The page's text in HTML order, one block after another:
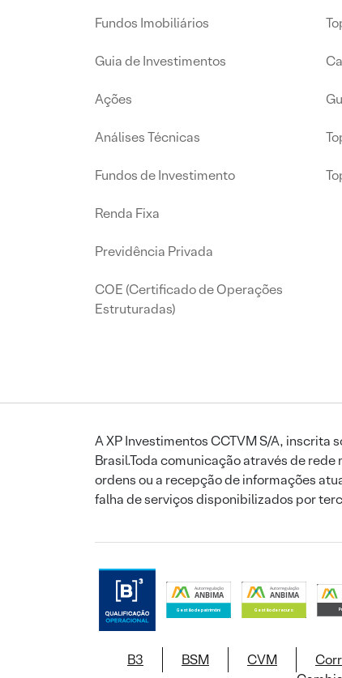
Fundos Imobiliários
Guia de Investimentos
Ações
Análises Técnicas
Fundos de Investimento
Renda Fixa
Previdência Privada
COE (Certificado de Operações
Estruturadas)
A XP Investimentos CCTVM S/A,
Brasil.Toda comunicação através de
ordens ou a recepção de informações
falha de serviços disponibilizados por
B3 BSM CVM